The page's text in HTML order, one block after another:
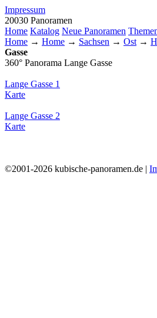
Impressum
20030 Panoramen
Home Katalog Neue Panoramen
Home → Home → Sachsen → Ost →
Gasse
360° Panorama Lange Gasse
Lange Gasse 1
Karte
Lange Gasse 2
Karte
©2001-2026 kubische-panoramen.de |